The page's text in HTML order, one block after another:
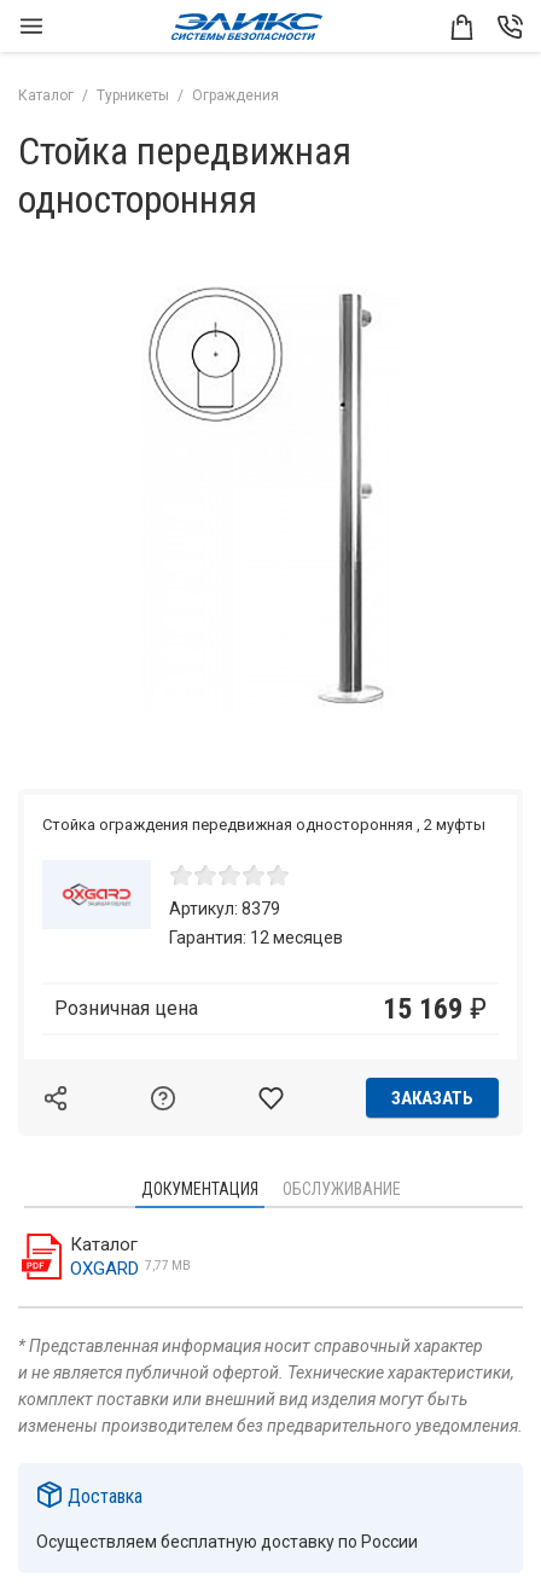
Каталог Турникеты Ограждения
Стойка передвижная
односторонняя
Стойка ограждения передвижная односторонняя , 2 муфты
Артикул: 8379
Гарантия: 12 месяцев
Розничная цена 15 169 ₽
ЗАКАЗАТЬ
ДОКУМЕНТАЦИЯ ОБСЛУЖИВАНИЕ
Каталог
OXGARD 7,77 MB
* Представленная информация носит справочный характер
и не является публичной офертой. Технические характеристики,
комплект поставки или внешний вид изделия могут быть
изменены производителем без предварительного уведомления.
Доставка
Осуществляем бесплатную доставку по России